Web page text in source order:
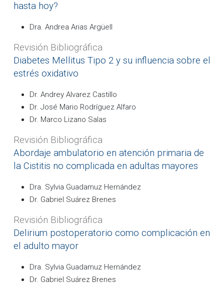
hasta hoy?
Dra. Andrea Arias Argüell
Revisión Bibliográfica
Diabetes Mellitus Tipo 2 y su influencia sobre el
estrés oxidativo
Dr. Andrey Alvarez Castillo
Dr. José Mario Rodríguez Alfaro
Dr. Marco Lizano Salas
Revisión Bibliográfica
Abordaje ambulatorio en atención primaria de
la Cistitis no complicada en adultas mayores
Dra. Sylvia Guadamuz Hernández
Dr. Gabriel Suárez Brenes
Revisión Bibliográfica
Delirium postoperatorio como complicación en
el adulto mayor
Dra. Sylvia Guadamuz Hernández
Dr. Gabriel Suárez Brenes